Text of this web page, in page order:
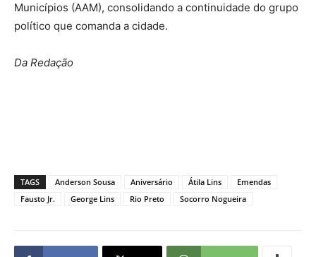
Municípios (AAM), consolidando a continuidade do grupo
político que comanda a cidade.
Da Redação
TAGS Anderson Sousa Aniversário Átila Lins
Emendas
Fausto Jr.
George Lins Rio Preto Socorro Nogueira